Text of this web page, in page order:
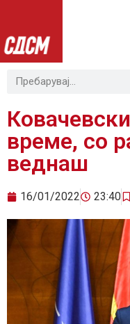
време, со
веднаш
16/01/2022 23:40